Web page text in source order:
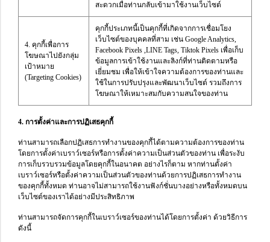
สะดวกเมื่อท่านกลับเข้ามาใช้งานเว็บไซต์
4. คุกกี้เพื่อการ
โฆษณาไปยังกลุ่ม
เป้าหมาย
(Targeting Cookies)
คุกกี้ประเภทนี้เป็นคุกกี้ที่เกิดจากการเชื่อมโยง
เว็บไซต์ของบุคคลที่สาม เช่น Google Analytics,
Facebook Pixels ,LINE Tags, Tiktok Pixels เพื่อเก็บ
ข้อมูลการเข้าใช้งานและลิงก์ที่ท่านติดตามหรือ
เยี่ยมชม เพื่อให้เข้าใจความต้องการของท่านและ
ใช้ในการปรับปรุงและพัฒนาเว็บไซต์ รวมถึงการ
โฆษณาให้เหมาะสมกับความสนใจของท่าน
4. การตั้งค่าและการปฏิเสธคุกกี้
ท่านสามารถเลือกปฏิเสธการทำงานของคุกกี้ได้ตามความต้องการของท่าน
โดยการตั้งค่าเบราว์เซอร์หรือการตั้งค่าความเป็นส่วนตัวของท่าน เพื่อระงับ
การเก็บรวบรวมข้อมูลโดยคุกกี้ในอนาคต อย่างไรก็ตาม หากท่านตั้งค่า
เบราว์เซอร์หรือตั้งค่าความเป็นส่วนตัวของท่านด้วยการปฏิเสธการทำงาน
ของคุกกี้ทั้งหมด ท่านอาจไม่สามารถใช้งานฟังก์ชั่นบางอย่างหรือทั้งหมดบน
เว็บไซต์ของเราได้อย่างมีประสิทธิภาพ
ท่านสามารถจัดการคุกกี้ในเบราว์เซอร์ของท่านได้โดยการตั้งค่า ด้วยวิธีการ
ดังนี้